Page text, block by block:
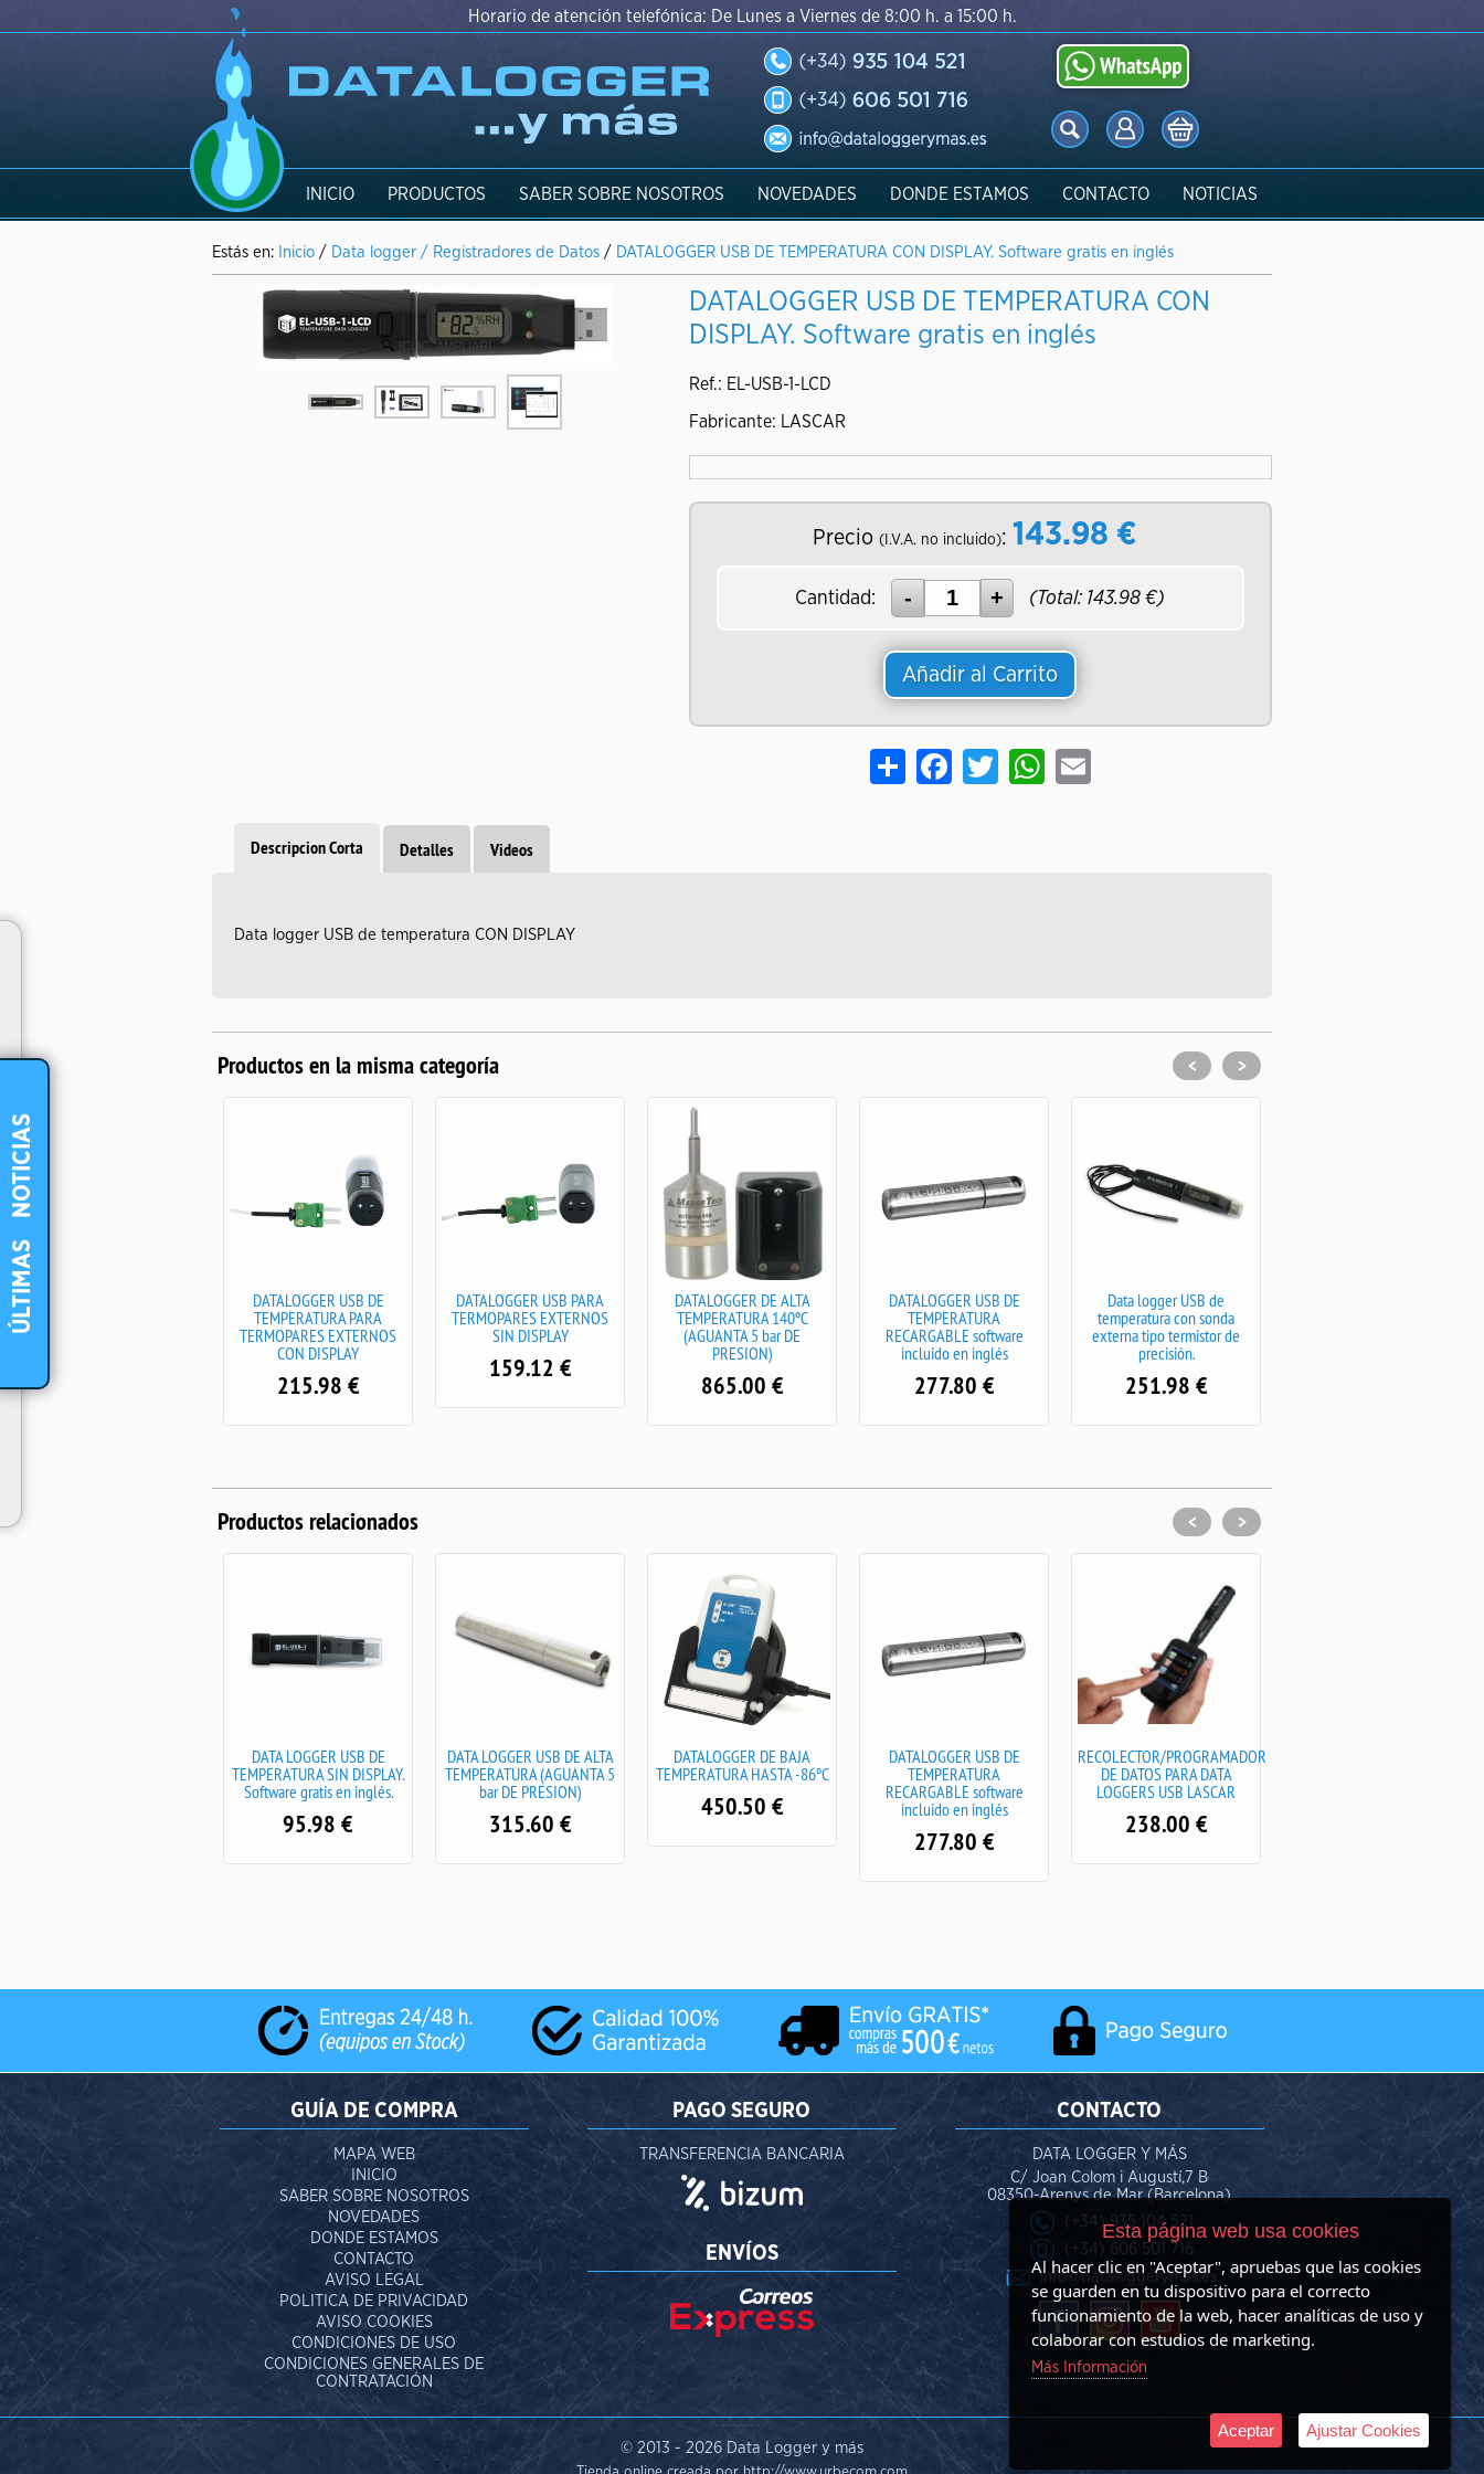
Horario de atención telefónica: De Lunes a Viernes de 8:00 h. a 15:00 h.
INICIO PRODUCTOS SABER SOBRE NOSOTROS NOVEDADES DONDE ESTAMOS CONTACTO NOTICIAS
Estás en: Inicio / Data logger / Registradores de Datos / DATALOGGER USB DE TEMPERATURA CON DISPLAY. Software gratis en inglés
[CLIC_AMPLIAR]
DATALOGGER USB DE TEMPERATURA CON
DISPLAY. Software gratis en inglés
Ref.: EL-USB-1-LCD
Fabricante: LASCAR
Precio (I.V.A. no incluido): 143.98 €
Cantidad: (Total: 143.98 €)
Añadir al Carrito
Share FacebookTwitterWhatsApp
Email
Descripcion Corta Detalles Videos
Data logger USB de temperatura CON DISPLAY
Productos en la misma categoría
DATALOGGER USB DE
TEMPERATURA PARA
TERMOPARES EXTERNOS
CON DISPLAY
215.98 €
DATALOGGER USB PARA
TERMOPARES EXTERNOS
SIN DISPLAY
159.12 €
DATALOGGER DE ALTA
TEMPERATURA 140ºC
(AGUANTA 5 bar DE
PRESION)
865.00 €
DATALOGGER USB DE
TEMPERATURA
RECARGABLE software
incluido en inglés
277.80 €
Data logger USB de
temperatura con sonda
externa tipo termistor de
precisión.
251.98 €
< >
Productos relacionados
DATA LOGGER USB DE
TEMPERATURA SIN DISPLAY.
Software gratis en inglés.
95.98 €
DATA LOGGER USB DE ALTA
TEMPERATURA (AGUANTA 5
bar DE PRESION)
315.60 €
DATALOGGER DE BAJA
TEMPERATURA HASTA -86ºC
450.50 €
DATALOGGER USB DE
TEMPERATURA
RECARGABLE software
incluido en inglés
277.80 €
RECOLECTOR/PROGRAMADOR
DE DATOS PARA DATA
LOGGERS USB LASCAR
238.00 €
< >
GUÍA DE COMPRA
MAPA WEB
INICIO
SABER SOBRE NOSOTROS
NOVEDADES
DONDE ESTAMOS
CONTACTO
AVISO LEGAL
POLITICA DE PRIVACIDAD
AVISO COOKIES
CONDICIONES DE USO
CONDICIONES GENERALES DE
CONTRATACIÓN
PAGO SEGURO
TRANSFERENCIA BANCARIA
ENVÍOS
CONTACTO
DATA LOGGER Y MÁS
C/ Joan Colom i Augustí,7 B
08350-Arenys de Mar (Barcelona)
(+34) 935 104 521
(+34) 606 501 716
info@dataloggerymas.es
© 2013 - 2026 Data Logger y más
ÚLTIMAS
NOTICIAS
Esta página web usa cookies
Al hacer clic en "Aceptar", apruebas que las cookies
se guarden en tu dispositivo para el correcto
funcionamiento de la web, hacer analíticas de uso y
colaborar con estudios de marketing.
Más Información
Aceptar Ajustar Cookies